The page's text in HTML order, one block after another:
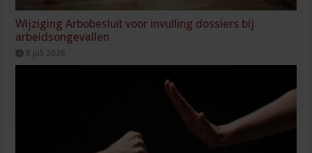
Wijziging Arbobesluit voor invulling dossiers bij
arbeidsongevallen
8 juli 2026